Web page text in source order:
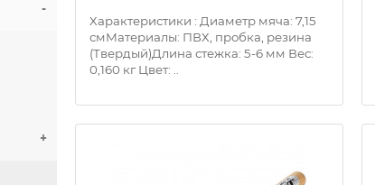
-
+
Характеристики : Диаметр мяча: 7,15
смМатериалы: ПВХ, пробка, резина
(Твердый)Длина стежка: 5-6 мм Вес:
0,160 кг Цвет: ..